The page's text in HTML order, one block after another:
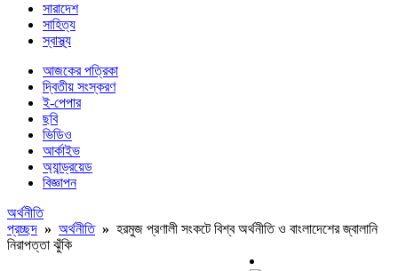
সারাদেশ
সাহিত্য
স্বাস্থ্য
আজকের পত্রিকা
দ্বিতীয় সংস্করণ
ই-পেপার
ছবি
ভিডিও
আর্কাইভ
অ্যান্ড্রয়েড
বিজ্ঞাপন
অর্থনীতি
প্রচ্ছদ » অর্থনীতি» হরমুজ প্রণালী সংকটে বিশ্ব অর্থনীতি ও বাংলাদেশের জ্বালানি
নিরাপত্তা ঝুঁকি